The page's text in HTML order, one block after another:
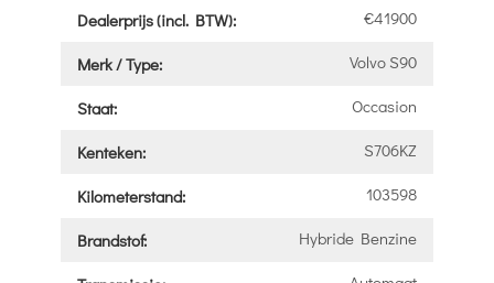
Dealerprijs (incl. BTW): €41900
Merk / Type: Volvo S90
Staat: Occasion
Kenteken: S706KZ
Kilometerstand: 103598
Brandstof: Hybride Benzine